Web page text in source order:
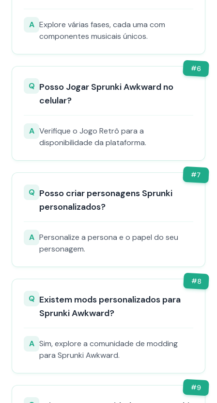
A Explore várias fases, cada uma com
componentes musicais únicos.
#6
Q Posso Jogar Sprunki Awkward no
celular?
A Verifique o Jogo Retrô para a
disponibilidade da plataforma.
#7
Q Posso criar personagens Sprunki
personalizados?
A Personalize a persona e o papel do seu
personagem.
#8
Q Existem mods personalizados para
Sprunki Awkward?
A Sim, explore a comunidade de modding
para Sprunki Awkward.
#9